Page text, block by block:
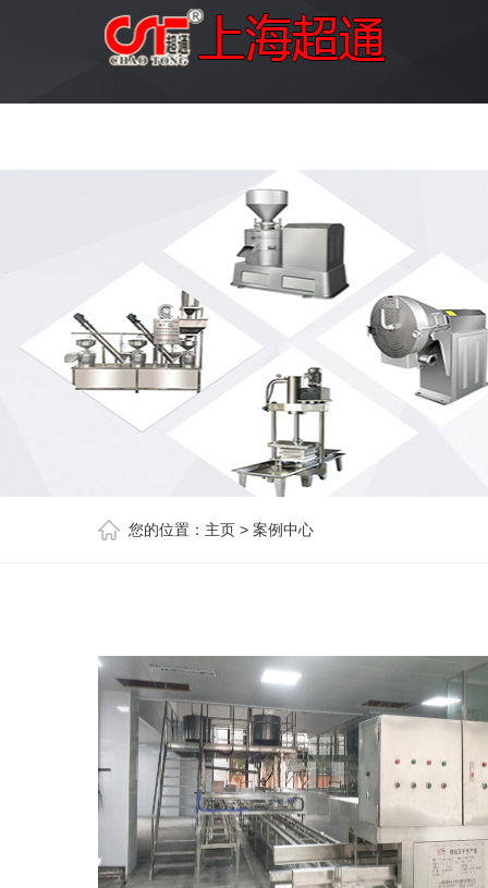
您的位置： 主页 > 案例中心